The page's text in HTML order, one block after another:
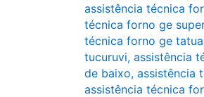
assistência técnica
técnica forno ge
técnica forno ge
tucuruvi, assistência
de baixo, assistência
assistência técnica